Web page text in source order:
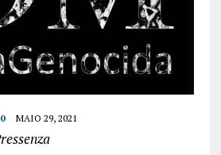
MAIO 29, 2021